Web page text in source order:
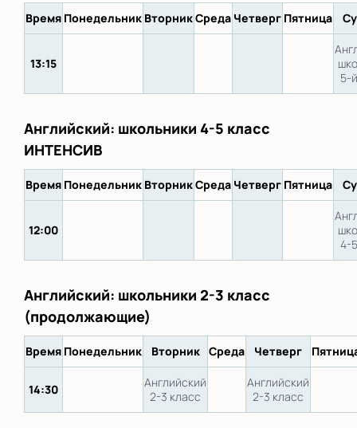
Время Понедельник ВторникСреда Четверг Пятница
13:15
5-
Английский: школьники 4-5 класс
ИНТЕНСИВ
Время Понедельник ВторникСреда Четверг Пятница
12:00
4-
Английский: школьники 2-3 класс
(продолжающие)
Время Понедельник Вторник Среда Четверг
14:30
Английский
2-3 класс
Английский
2-3 класс